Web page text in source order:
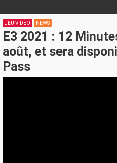
JEU VIDÉO NEWS
E3 2021 : 12
août, et sera
Pass